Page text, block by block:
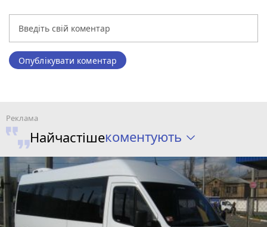
Опублікувати коментар
Найчастішекоментують